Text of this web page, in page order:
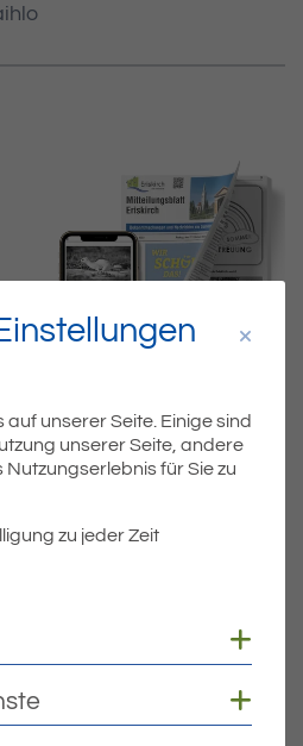
PDF
auf unserer Seite. Einige sind
unserer Seite, andere
für Sie zu
zu jeder Zeit